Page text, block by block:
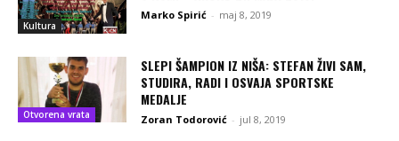
Kultura
Marko Spirić - maj 8, 2019
Otvorena vrata
SLEPI ŠAMPION IZ NIŠA: STEFAN ŽIVI SAM,
STUDIRA, RADI I OSVAJA SPORTSKE
MEDALJE
Zoran Todorović - jul 8, 2019